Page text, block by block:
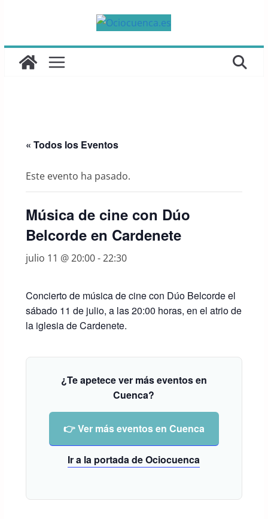
« Todos los Eventos
Este evento ha pasado.
Música de cine con Dúo
Belcorde en Cardenete
julio 11 @ 20:00-22:30
Concierto de música de cine con Dúo Belcorde el
sábado 11 de julio, a las 20:00 horas, en el atrio de
la iglesia de Cardenete.
¿Te apetece ver más eventos en
Cuenca?
👉 Ver más eventos en Cuenca
Ir a la portada de Ociocuenca